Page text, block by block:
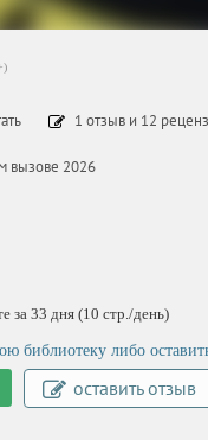
)
1 отзыв и 12
вызове 2026
за 33 дня (10 стр./день)
библиотеку либо
оставить отзыв